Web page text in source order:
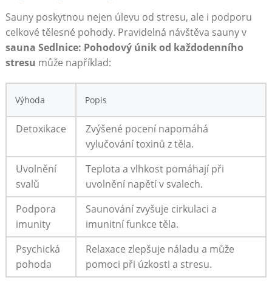
Sauny poskytnou nejen úlevu⁢ od stresu,⁢ ale i ⁤podporu ​
celkové tělesné pohody. Pravidelná návštěva sauny‌ v
sauna Sedlnice: Pohodový únik od každodenního
stresu může‍ například:
Výhoda Popis
Detoxikace
Zvýšené pocení​ napomáhá
vylučování toxinů⁢ z těla.
Uvolnění
‌svalů
Teplota a⁢ vlhkost pomáhají ⁤při
uvolnění napětí v svalech.
Podpora
imunity
Saunování zvyšuje cirkulaci a
imunitní funkce těla.
Psychická
pohoda
Relaxace zlepšuje náladu a​ může
pomoci při úzkosti a stresu.